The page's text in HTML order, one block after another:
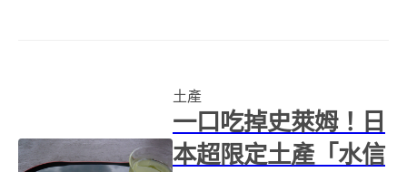
了推銷由當地乾淨的水、空氣、
自然環境所養育出...
土產
一口吃掉史萊姆！日
本超限定土產「水信